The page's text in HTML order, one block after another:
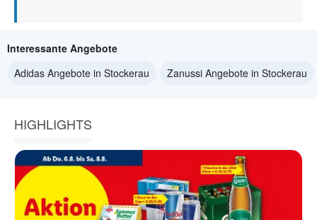
Interessante Angebote
Adidas Angebote in Stockerau
Zanussi Angebote in Stockerau
HIGHLIGHTS